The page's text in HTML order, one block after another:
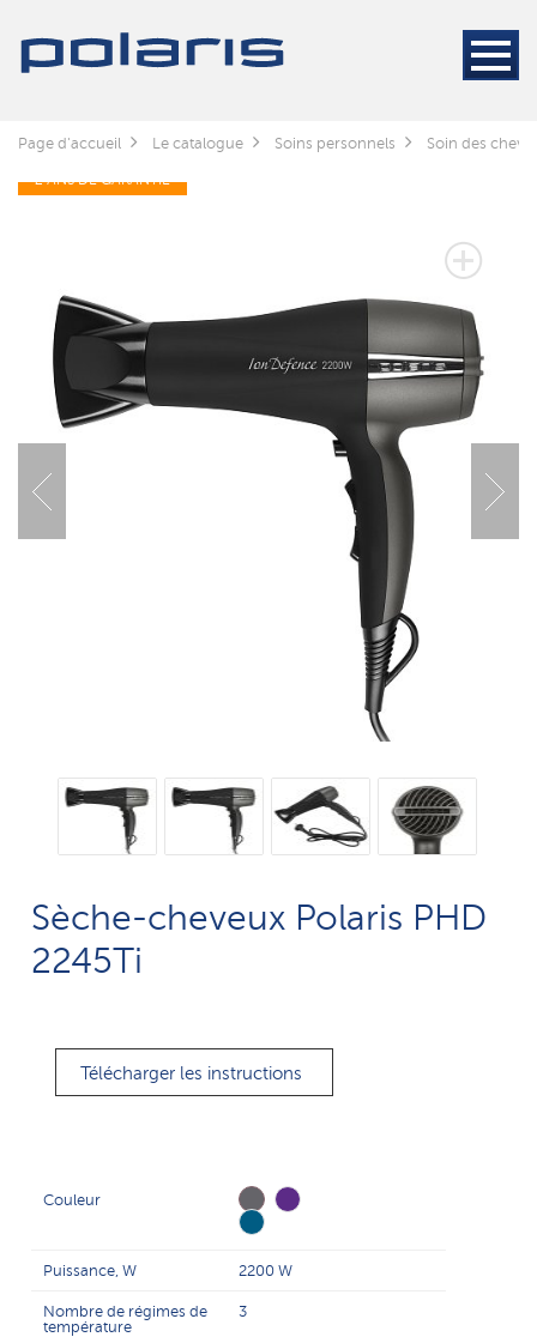
Page d'accueil Le catalogue Soins personnels Soin des
2 ANS DE GARANTIE
Sèche-cheveux Polaris PHD
2245Ti
Télécharger les instructions
Couleur
Puissance, W 2200 W
Nombre de régimes de
température
3